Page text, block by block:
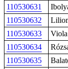
110530631
110530632
110530633
110530634
110530635